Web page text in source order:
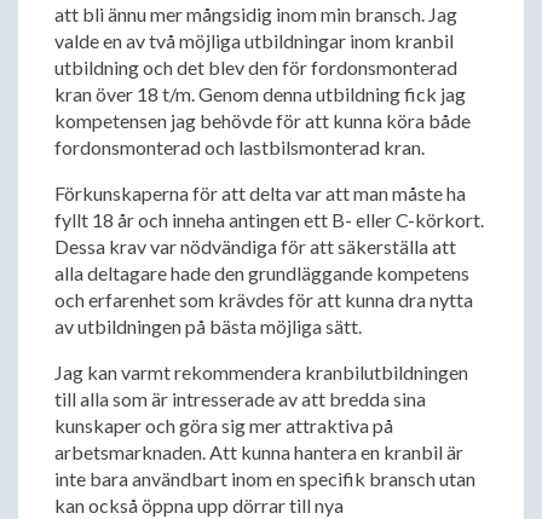
att bli ännu mer mångsidig inom min bransch. Jag
valde en av två möjliga utbildningar inom kranbil
utbildning och det blev den för fordonsmonterad
kran över 18 t/m. Genom denna utbildning fick jag
kompetensen jag behövde för att kunna köra både
fordonsmonterad och lastbilsmonterad kran.
Förkunskaperna för att delta var att man måste ha
fyllt 18 år och inneha antingen ett B- eller C-körkort.
Dessa krav var nödvändiga för att säkerställa att
alla deltagare hade den grundläggande kompetens
och erfarenhet som krävdes för att kunna dra nytta
av utbildningen på bästa möjliga sätt.
Jag kan varmt rekommendera kranbilutbildningen
till alla som är intresserade av att bredda sina
kunskaper och göra sig mer attraktiva på
arbetsmarknaden. Att kunna hantera en kranbil är
inte bara användbart inom en specifik bransch utan
kan också öppna upp dörrar till nya